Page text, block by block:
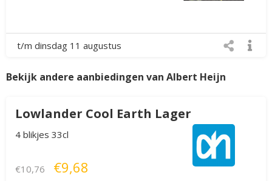
t/m dinsdag 11 augustus
Bekijk andere aanbiedingen van Albert Heijn
Lowlander Cool Earth Lager
4 blikjes 33cl
€10,76 €9,68